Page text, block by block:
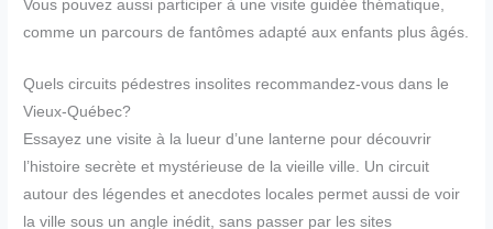
Vous pouvez aussi participer à une visite guidée thématique,
comme un parcours de fantômes adapté aux enfants plus âgés.
Quels circuits pédestres insolites recommandez-vous dans le
Vieux-Québec?
Essayez une visite à la lueur d’une lanterne pour découvrir
l’histoire secrète et mystérieuse de la vieille ville. Un circuit
autour des légendes et anecdotes locales permet aussi de voir
la ville sous un angle inédit, sans passer par les sites